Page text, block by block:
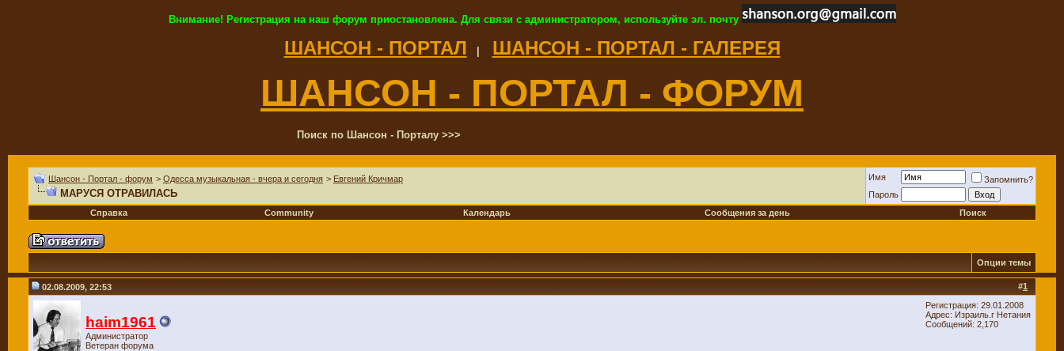
Внимание! Регистрация на наш форум приостановлена. Для связи с администратором, используйте эл. почту
ШАНСОН - ПОРТАЛ ШАНСОН - ПОРТАЛ - ГАЛЕРЕЯ
ШАНСОН - ПОРТАЛ - ФОРУМ
Поиск по Шансон - Порталу >>>
Шансон - Портал - форум > Одесса музыкальная - вчера и сегодня > Евгений Кричмар
МАРУСЯ ОТРАВИЛАСЬ
Имя
Запомнить?
Пароль
Справка
Community Календарь Сообщения за день Поиск
Опции темы
#1
02.08.2009, 22:53
haim1961
Администратор
Ветеран форума
Регистрация: 29.01.2008
Адрес: Израиль.г Нетания
Сообщений: 2,170